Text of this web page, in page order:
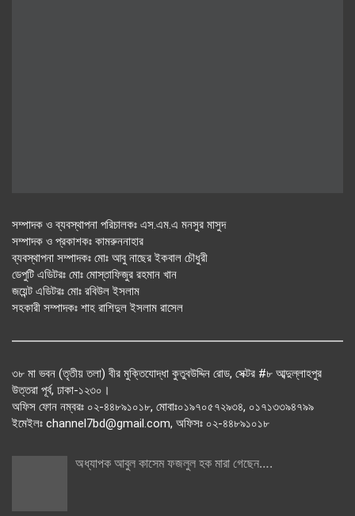
সম্পাদক ও ব্যবস্থাপনা পরিচালকঃ এস.এম.এ মনসুর মাসুদ
সম্পাদক ও প্রকাশকঃ কামরুননাহার
ব্যবস্থাপনা সম্পাদকঃ মোঃ আবু নাছের ইকবাল চৌধুরী
ডেপুটি এডিটরঃ মোঃ মোস্তাফিজুর রহমান খান
জয়েন্ট এডিটরঃ মোঃ রবিউল ইসলাম
সহকারী সম্পাদকঃ শাহ রাশিদুল ইসলাম রাসেল
৩৮ মা ভবন (তৃতীয় তলা) বীর মুক্তিযোদ্ধা কুতুবউদ্দিন রোড, সেক্টর #৮ আব্দুল্লাহপুর
উত্তরা পূর্ব, ঢাকা-১২৩০।
অফিস ফোন নম্বরঃ ০২-৪৪৮৯১০১৮, মোবাঃ০১৯৭০৫৭২৯৩৪, ০১৭১৩৩৯৪৭৯৯
ইমেইলঃ channel7bd@gmail.com, অফিসঃ ০২-৪৪৮৯১০১৮
অধ্যাপক আবুল কাসেম ফজলুল হক মারা গেছেন….